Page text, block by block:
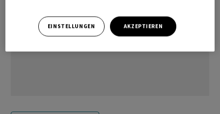
EINSTELLUNGEN AKZEPTIEREN